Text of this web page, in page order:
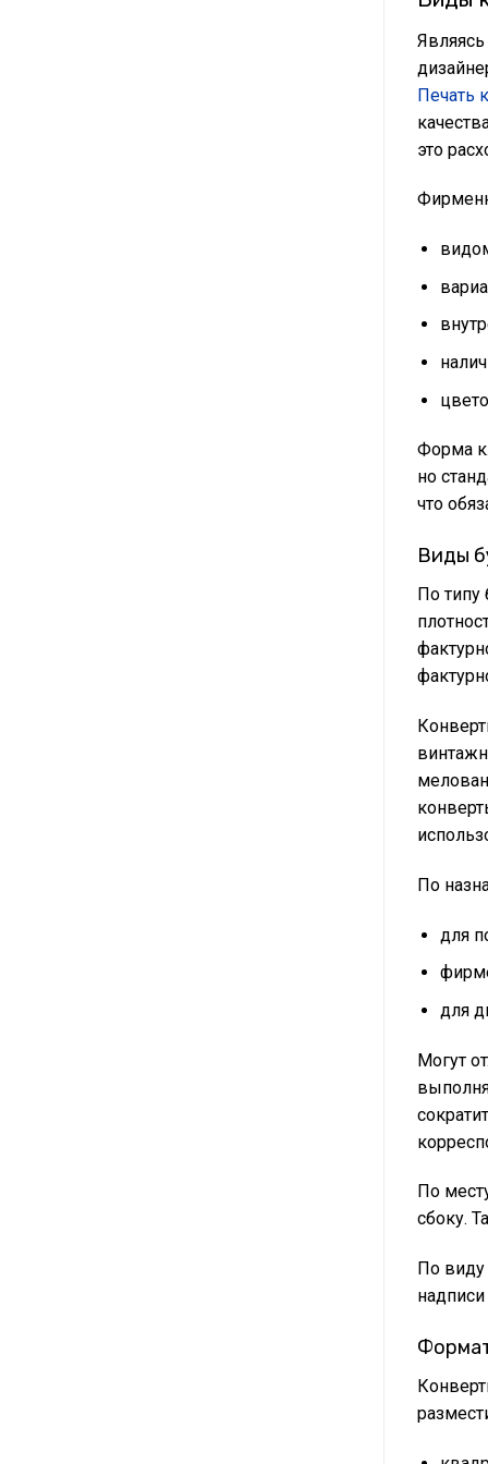
Печать
это
Форма
но
что
Виды
По
По
для
для
Могут
По
сбоку.
По виду